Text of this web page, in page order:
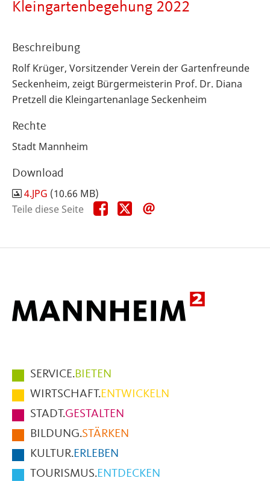
Kleingartenbegehung 2022
Beschreibung
Rolf Krüger, Vorsitzender Verein der Gartenfreunde
Seckenheim, zeigt Bürgermeisterin Prof. Dr. Diana
Pretzell die Kleingartenanlage Seckenheim
Rechte
Stadt Mannheim
Download
4.JPG (10.66 MB)
Teile diese Seite
Teile
diese
Teile
diese
Hauptmenüpunkte
im
Fußbereich
der
Seite
SERVICE.BIETEN
WIRTSCHAFT.ENTWICKELN
STADT.GESTALTEN
BILDUNG.STÄRKEN
KULTUR.ERLEBEN
TOURISMUS.ENTDECKEN